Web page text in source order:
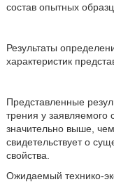
состав опытных
Результаты
характеристик
Представленные
трения у заявляемого
значительно выше,
свидетельствует о
свойства.
Ожидаемый технико-